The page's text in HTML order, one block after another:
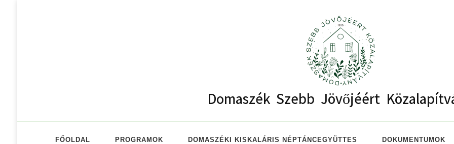
Domaszék Szebb Jövőjéért
FŐOLDAL PROGRAMOK DOMASZÉKI KISKALÁRIS NÉPTÁNCEGYÜTTES DOKUMENTUMOK